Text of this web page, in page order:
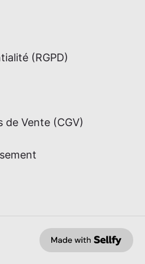
(RGPD)
de Vente (CGV)